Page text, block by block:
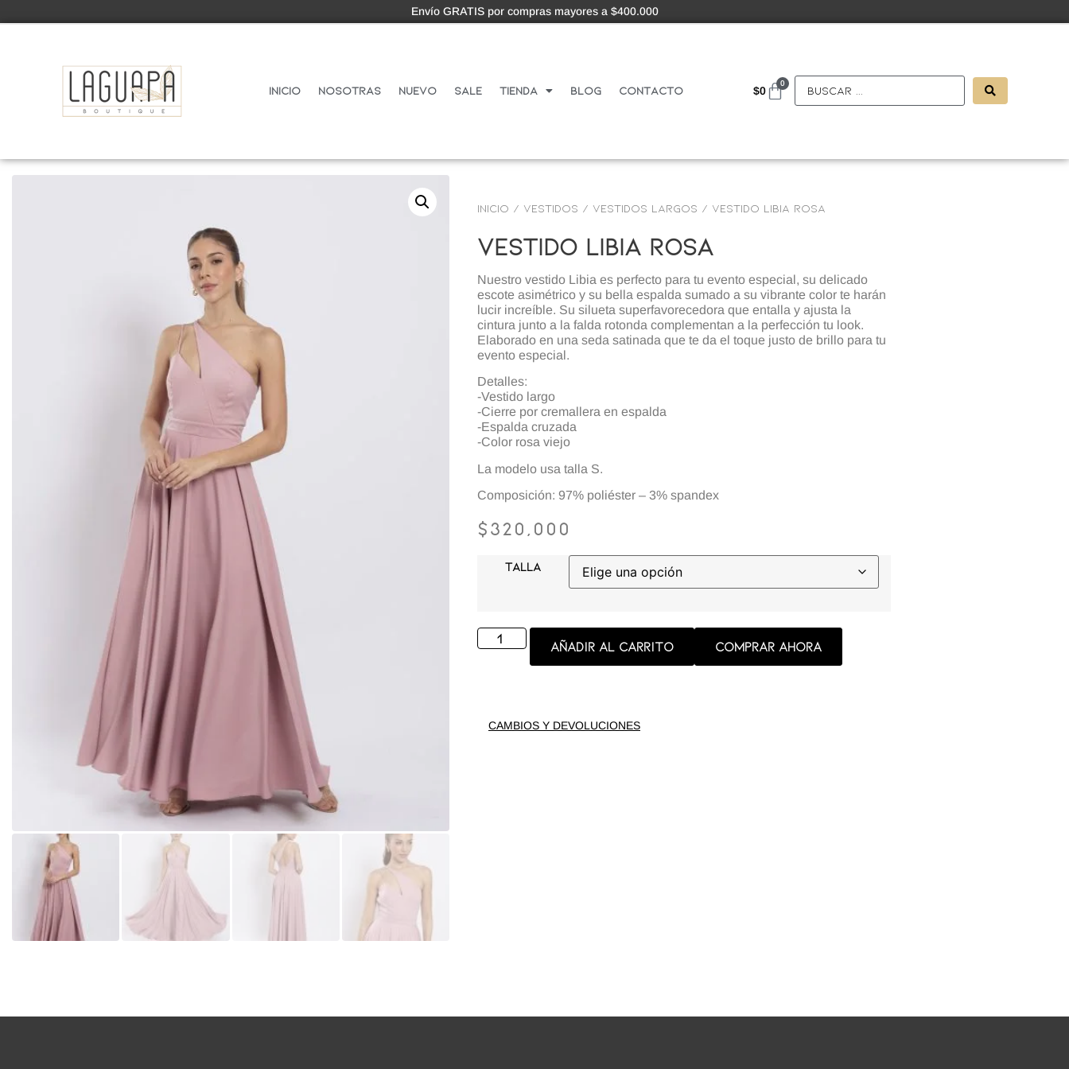
Envío GRATIS por compras mayores a $400.000
Inicio Nosotras Nuevo Sale Tienda Blog Contacto $0
0
Inicio / VESTIDOS / Vestidos Largos / Vestido libia rosa
Vestido Libia Rosa
Nuestro vestido Libia es perfecto para tu evento especial, su delicado
escote asimétrico y su bella espalda sumado a su vibrante color te harán
lucir increíble. Su silueta superfavorecedora que entalla y ajusta la
cintura junto a la falda rotonda complementan a la perfección tu look.
Elaborado en una seda satinada que te da el toque justo de brillo para tu
evento especial.
Detalles:
-Vestido largo
-Cierre por cremallera en espalda
-Espalda cruzada
-Color rosa viejo
La modelo usa talla S.
Composición: 97% poliéster – 3% spandex
$320,000
TALLA
Añadir al carrito Comprar ahora
CAMBIOS Y DEVOLUCIONES